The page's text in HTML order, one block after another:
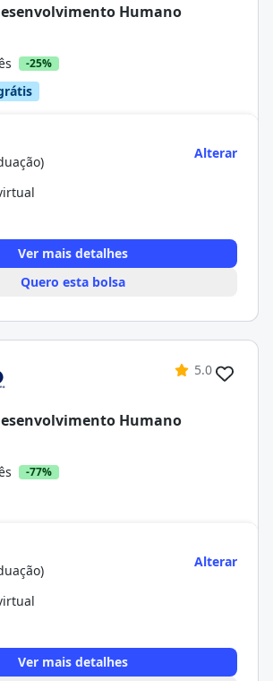
Humano
-25%
Alterar
Ver mais detalhes
Quero esta bolsa
5.0
Humano
-77%
Alterar
Ver mais detalhes